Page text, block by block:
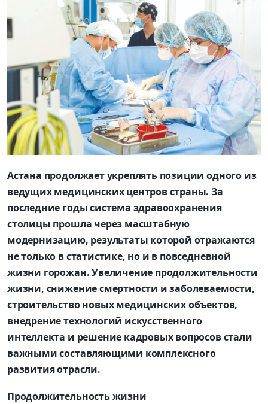
Астана продолжает укреплять позиции одного из
ведущих медицинских центров страны. За
последние годы система здравоохранения
столицы прошла через масштабную
модернизацию, результаты которой отражаются
не только в статистике, но и в повседневной
жизни горожан. Увеличение продолжительности
жизни, снижение смертности и заболеваемости,
строительство новых медицинских объектов,
внедрение технологий искусственного
интеллекта и решение кадровых вопросов стали
важными составляющими комплексного
развития отрасли.
Продолжительность жизни